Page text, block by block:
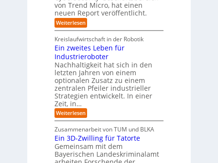
r
m
w
a
s
b
e
i
r
n
i
c
h
t
e
u
r
o
p
i
s
c
h
e
n
R
i
e
n
t
i
e
r
u
n
g
a
l
A
I
n
S
A
P
:
W
i
e
s
u
b
e
r
e
D
a
t
von Trend Micro, hat einen
neuen Report veröffentlicht.
Weiterlesen:
T
e
n
d
A
I
-
R
e
p
r
t
S
i
n
k
e
Kreislaufwirtschaft in der Robotik
Ein zweites Leben für
Industrieroboter
Nachhaltigkeit hat sich in den
letzten Jahren von einem
optionalen Zusatz zu einem
zentralen Pfeiler industrieller
Strategien entwickelt. In einer
Zeit, in…
Weiterlesen:
E
n
z
w
e
i
Zusammenarbeit von TUM und BLKA
Ein 3D-Zwilling für Tatorte
Gemeinsam mit dem
Bayerischen Landeskriminalamt